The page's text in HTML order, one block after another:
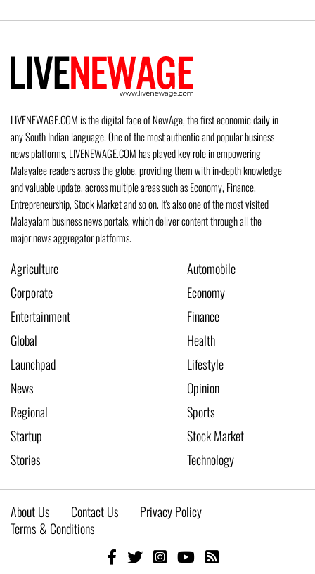
LIVENEWAGE.COM is the digital face of NewAge, the first economic daily in
any South Indian language. One of the most authentic and popular business
news platforms, LIVENEWAGE.COM has played key role in empowering
Malayalee readers across the globe, providing them with in-depth knowledge
and valuable update, across multiple areas such as Economy, Finance,
Entrepreneurship, Stock Market and so on. It's also one of the most visited
Malayalam business news portals, which deliver content through all the
major news aggregator platforms.
Agriculture
Automobile
Corporate
Economy
Entertainment
Finance
Global
Health
Launchpad
Lifestyle
News
Opinion
Regional
Sports
Startup
Stock Market
Stories
Technology
About Us Contact Us
Privacy Policy
Terms & Conditions